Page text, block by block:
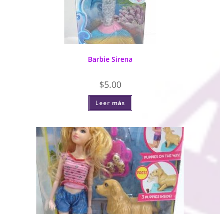
Barbie Sirena
$5.00
Leer más